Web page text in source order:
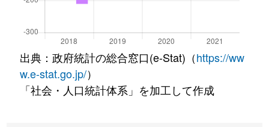
出典：政府統計の総合窓口(e-Stat)（https://ww
w.e-stat.go.jp/）
「社会・人口統計体系」を加工して作成